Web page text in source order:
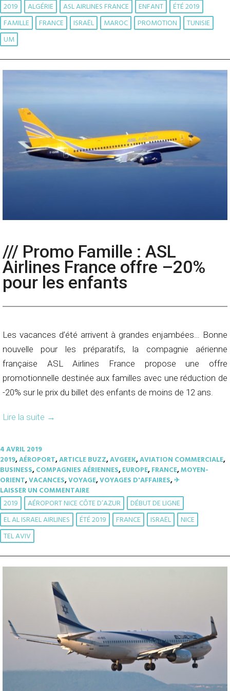
2019 ALGÉRIE ASL AIRLINES FRANCE ENFANT
ÉTÉ 2019
FAMILLE
FRANCE ISRAËL MAROC PROMOTION
TUNISIE
UM
/// Promo Famille : ASL
Airlines France offre –20%
pour les enfants
Les vacances d’été arrivent à grandes enjambées… Bonne
nouvelle pour les préparatifs, la compagnie aérienne
française ASL Airlines France propose une offre
promotionnelle destinée aux familles avec une réduction de
-20% sur le prix du billet des enfants de moins de 12 ans.
Lire la suite →
4 AVRIL 2019
2019,AÉROPORT,ARTICLE BUZZ,AVGEEK,AVIATION COMMERCIALE,
BUSINESS,COMPAGNIES AÉRIENNES,EUROPE,FRANCE,MOYEN-
ORIENT,VACANCES,VOYAGE,VOYAGES D'AFFAIRES,✈︎
LAISSER UN COMMENTAIRE
2019 AÉROPORT NICE CÔTE D’AZUR
DÉBUT DE LIGNE
EL AL ISRAEL AIRLINES
ÉTÉ 2019 FRANCE ISRAËL
NICE
TEL AVIV